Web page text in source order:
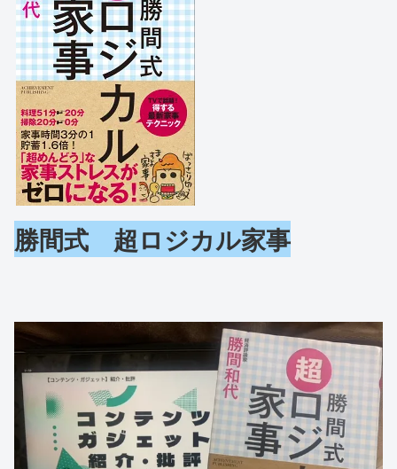
勝間式 超ロジカル家事